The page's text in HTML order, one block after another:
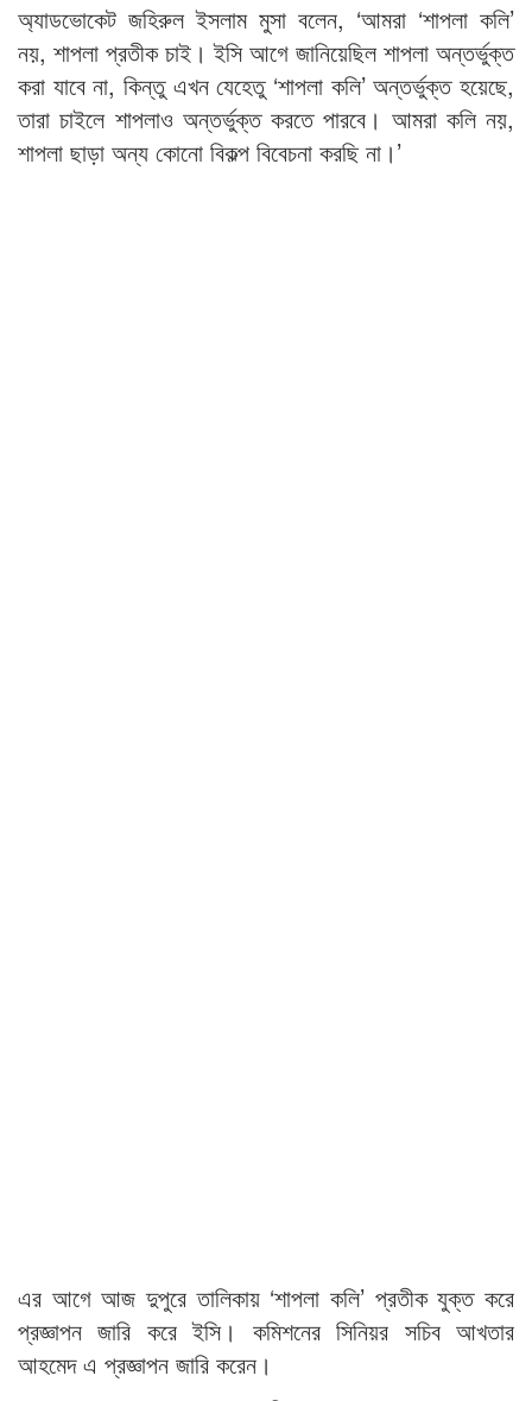
অ্যাডভোকেট জহিরুল ইসলাম মুসা বলেন, ‘আমরা ‘শাপলা কলি’
নয়, শাপলা প্রতীক চাই। ইসি আগে জানিয়েছিল শাপলা অন্তর্ভুক্ত
করা যাবে না, কিন্তু এখন যেহেতু ‘শাপলা কলি’ অন্তর্ভুক্ত হয়েছে,
তারা চাইলে শাপলাও অন্তর্ভুক্ত করতে পারবে। আমরা কলি নয়,
শাপলা ছাড়া অন্য কোনো বিকল্প বিবেচনা করছি না।’
এর আগে আজ দুপুরে তালিকায় ‘শাপলা কলি’ প্রতীক যুক্ত করে
প্রজ্ঞাপন জারি করে ইসি। কমিশনের সিনিয়র সচিব আখতার
আহমেদ এ প্রজ্ঞাপন জারি করেন।